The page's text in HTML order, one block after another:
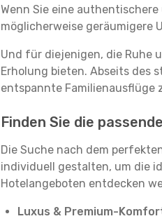
Wenn Sie eine
möglicherweise geräumigere
Und für diejenigen, die Ruhe
Erholung bieten. Abseits des
entspannte Familienausflüge
Finden Sie die
Die Suche nach dem
individuell gestalten, um die
Hotelangeboten entdecken
Luxus & Premium-